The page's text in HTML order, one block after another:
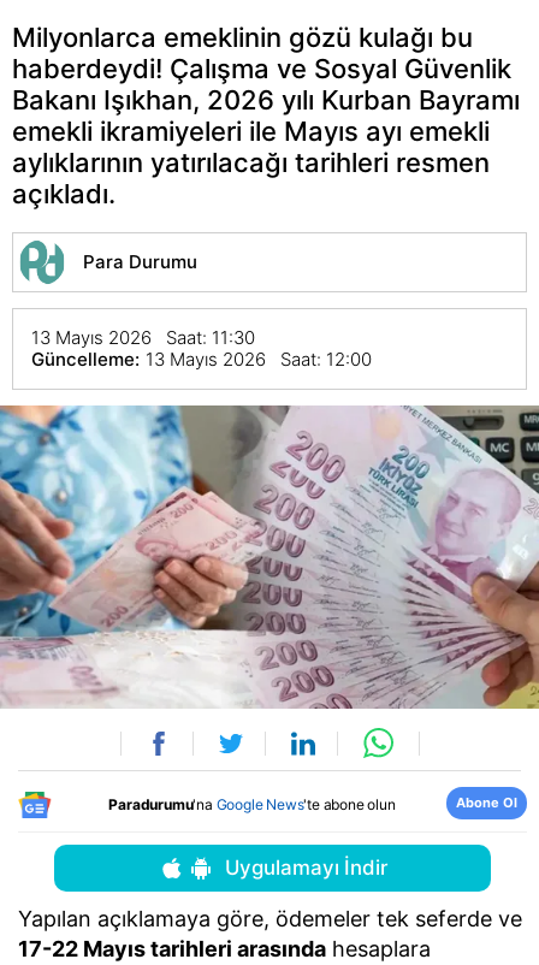
Milyonlarca emeklinin gözü kulağı bu
haberdeydi! Çalışma ve Sosyal Güvenlik
Bakanı Işıkhan, 2026 yılı Kurban Bayramı
emekli ikramiyeleri ile Mayıs ayı emekli
aylıklarının yatırılacağı tarihleri resmen
açıkladı.
Para Durumu
13 Mayıs 2026 Saat: 11:30
Güncelleme: 13 Mayıs 2026 Saat: 12:00
Paradurumu'na Google News'te abone olun Abone Ol
Uygulamayı İndir
Yapılan açıklamaya göre, ödemeler tek seferde ve
17-22 Mayıs tarihleri arasında hesaplara